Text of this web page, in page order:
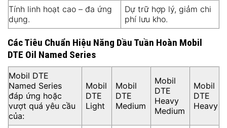
Tính linh hoạt cao – đa ứng
dụng.
Dự trữ hợp lý, giảm chi
phí lưu kho.
Các Tiêu Chuẩn Hiệu Năng Dầu Tuần Hoàn Mobil
DTE Oil Named Series
Mobil DTE
Named Series
đáp ứng hoặc
vượt quá yêu cầu
của:
Mobil
DTE
Light
Mobil
DTE
Medium
Mobil
DTE
Heavy
Medium
Mobil
DTE
Heavy